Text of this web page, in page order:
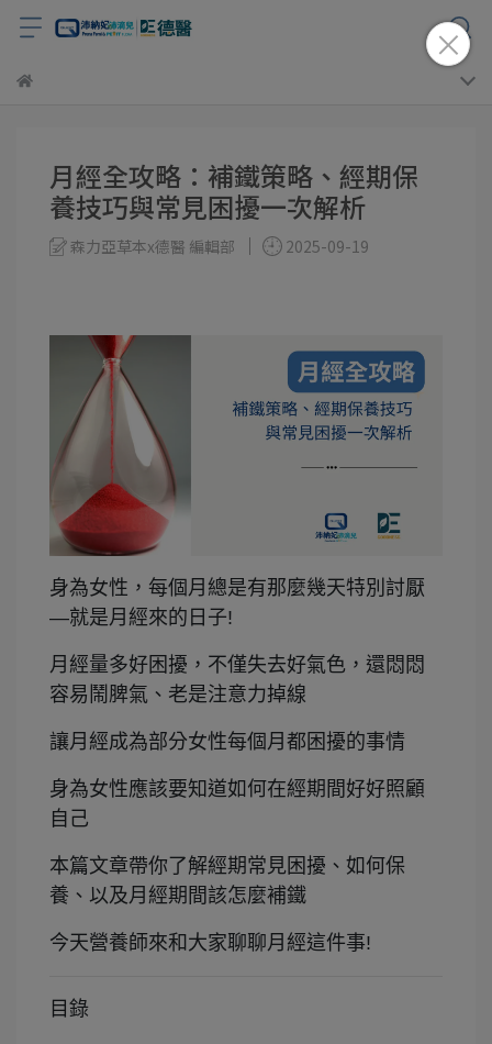
月經全攻略：補鐵策略、經期保
養技巧與常見困擾一次解析
森力亞草本x德醫 編輯部 2025-09-19
身為女性，每個月總是有那麼幾天特別討厭
—就是月經來的日子!
月經量多好困擾，不僅失去好氣色，還悶悶
容易鬧脾氣、老是注意力掉線
讓月經成為部分女性每個月都困擾的事情
身為女性應該要知道如何在經期間好好照顧
自己
本篇文章帶你了解經期常見困擾、如何保
養、以及月經期間該怎麼補鐵
今天營養師來和大家聊聊月經這件事!
目錄